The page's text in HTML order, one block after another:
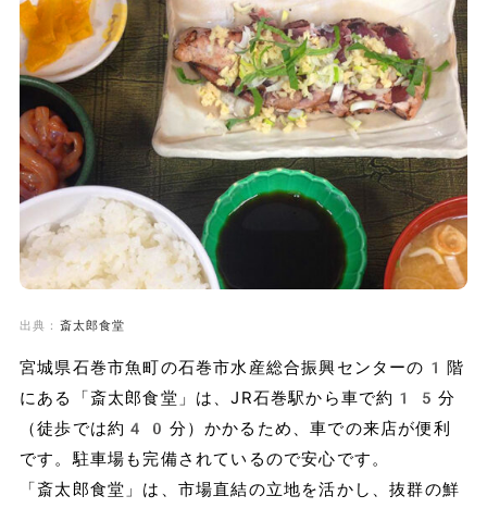
出典： 斎太郎食堂
宮城県石巻市魚町の石巻市水産総合振興センターの1階
にある「斎太郎食堂」は、JR石巻駅から車で約15分
（徒歩では約40分）かかるため、車での来店が便利
です。駐車場も完備されているので安心です。
「斎太郎食堂」は、市場直結の立地を活かし、抜群の鮮